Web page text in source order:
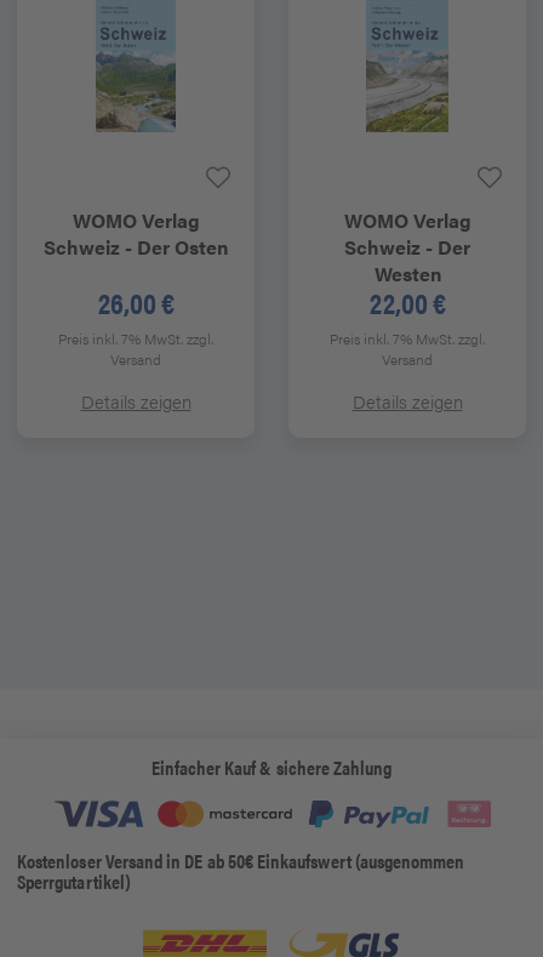
WOMO Verlag
Schweiz - Der Osten
26,00 €
Preis inkl. 7% MwSt.zzgl.
Versand
Details zeigen
WOMO Verlag
Schweiz - Der
Westen
22,00 €
Preis inkl. 7% MwSt.zzgl.
Versand
Details zeigen
Einfacher Kauf & sichere Zahlung
Kostenloser Versand in DE ab 50€ Einkaufswert (ausgenommen
Sperrgutartikel)